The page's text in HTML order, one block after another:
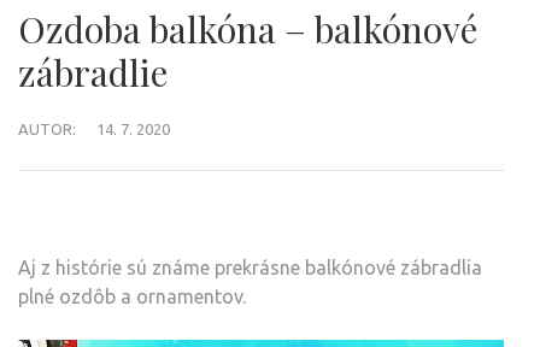
Ozdoba balkóna – balkónové
zábradlie
AUTOR: 14. 7. 2020
Aj z histórie sú známe prekrásne balkónové zábradlia
plné ozdôb a ornamentov.